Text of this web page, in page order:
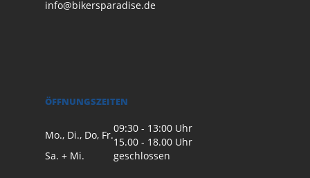
info@bikersparadise.de
ÖFFNUNGSZEITEN
Mo., Di., Do, Fr.
09:30 - 13:00 Uhr
15.00 - 18.00 Uhr
Sa. + Mi.
geschlossen